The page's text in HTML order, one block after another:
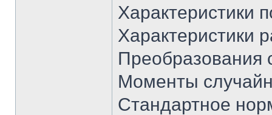
Характеристики
Характеристики
Преобразования
Моменты
Стандартное